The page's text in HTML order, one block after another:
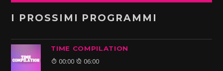
I PROSSIMI PROGRAMMI
TIME COMPILATION
00:00 06:00